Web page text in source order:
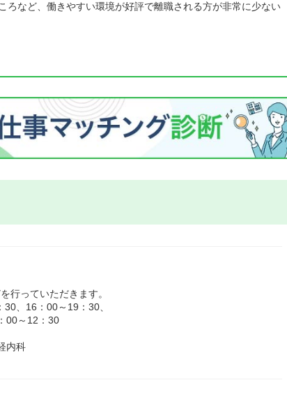
ろなど、働きやすい環境が好評で離職される方が非常に少ない
行っていただきます。
、16：00～19：30、
12：30
内科